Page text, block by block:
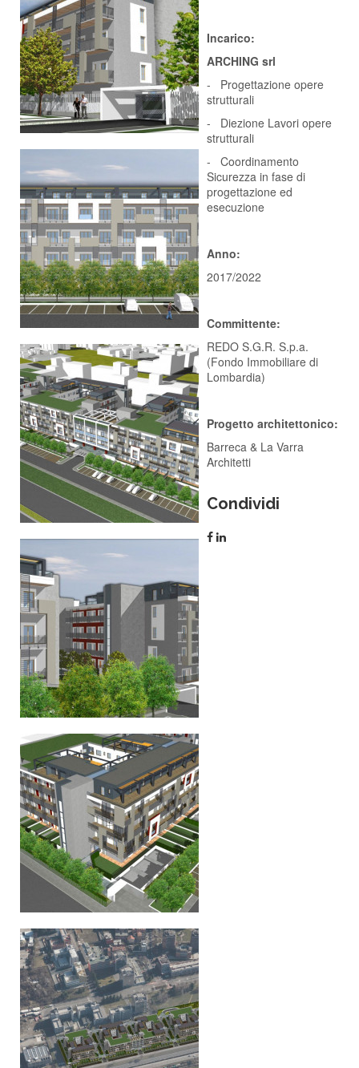
Incarico:
ARCHING srl
- Progettazione opere
strutturali
- Diezione Lavori opere
strutturali
- Coordinamento
Sicurezza in fase di
progettazione ed
esecuzione
Anno:
2017/2022
Committente:
REDO S.G.R. S.p.a.
(Fondo Immobiliare di
Lombardia)
Progetto architettonico:
Barreca & La Varra
Architetti
Condividi